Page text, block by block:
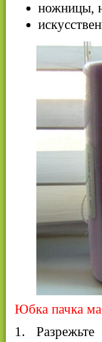
ножницы,
Юбка пачка
1.